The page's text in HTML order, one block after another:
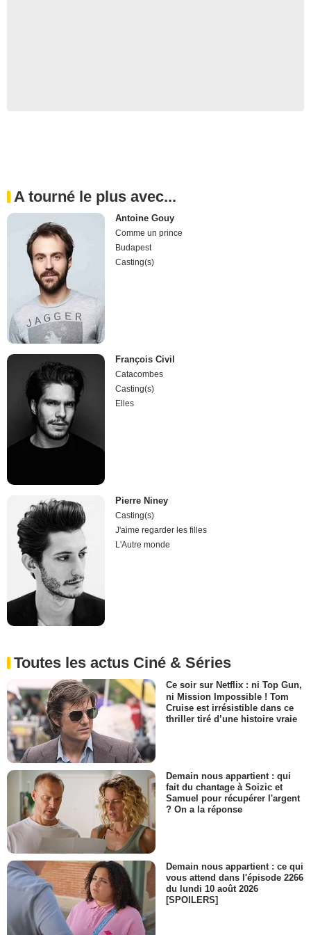
A tourné le plus avec...
Antoine Gouy
Comme un prince
Budapest
Casting(s)
François Civil
Catacombes
Casting(s)
Elles
Pierre Niney
Casting(s)
J'aime regarder les filles
L'Autre monde
Toutes les actus Ciné & Séries
Ce soir sur Netflix : ni Top Gun,
ni Mission Impossible ! Tom
Cruise est irrésistible dans ce
thriller tiré d’une histoire vraie
Demain nous appartient : qui
fait du chantage à Soizic et
Samuel pour récupérer l'argent
? On a la réponse
Demain nous appartient : ce qui
vous attend dans l'épisode 2266
du lundi 10 août 2026
[SPOILERS]